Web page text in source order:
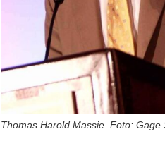
Thomas Harold Massie. Foto: Gage